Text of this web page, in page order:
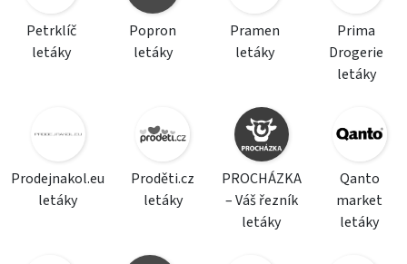
Petrklíč
letáky
Popron
letáky
Pramen
letáky
Prima
Drogerie
letáky
Prodejnakol.eu
letáky
Proděti.cz
letáky
PROCHÁZKA
– Váš řezník
letáky
Qanto
market
letáky